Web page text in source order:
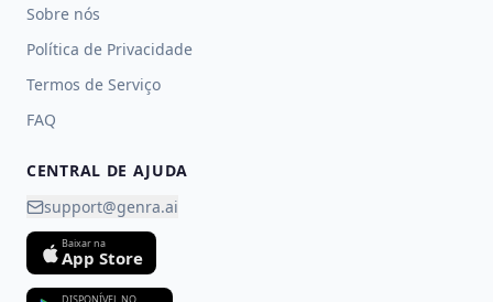
Sobre nós
Política de Privacidade
Termos de Serviço
FAQ
CENTRAL DE AJUDA
support@genra.ai
Baixar na
App Store